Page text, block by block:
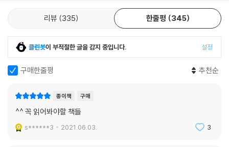
리뷰 335 한줄평 345
클린봇이 부적절한 글을 감지 중입니다. 설정
구매한줄평 추천순
종이책 구매
^^ 꼭 읽어봐야할 책들
s******3 2021.06.03. 3